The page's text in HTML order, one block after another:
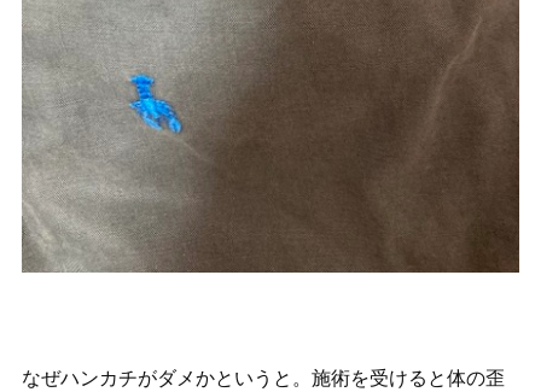
なぜハンカチがダメかというと。施術を受けると体の歪